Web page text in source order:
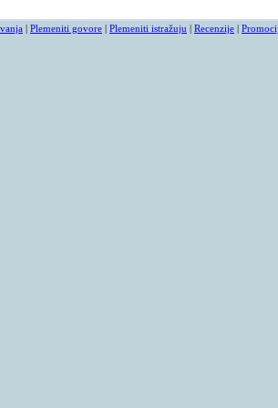
| Plemeniti govore | Plemeniti istražuju | Recenzije |